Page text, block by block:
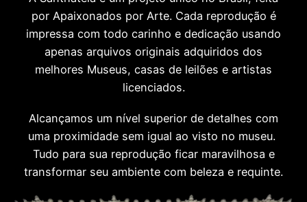
por Apaixonados por Arte. Cada reprodução é
impressa com todo carinho e dedicação usando
apenas arquivos originais adquiridos dos
melhores Museus, casas de leilões e artistas
licenciados.
Alcançamos um nível superior de detalhes com
uma proximidade sem igual ao visto no museu.
Tudo para sua reprodução ficar maravilhosa e
transformar seu ambiente com beleza e requinte.